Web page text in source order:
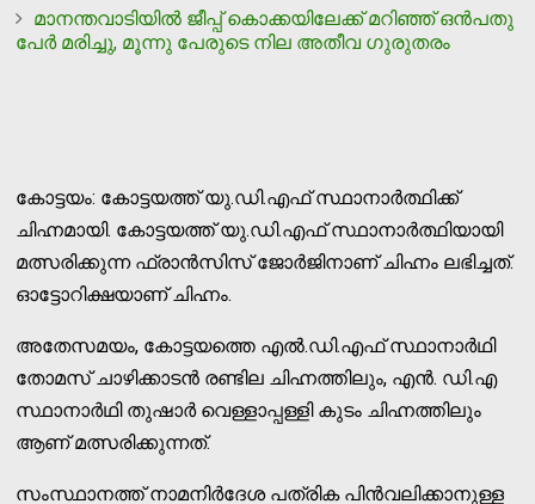
മാനന്തവാടിയില്‍ ജീപ്പ് കൊക്കയിലേക്ക് മറിഞ്ഞ് ഒന്‍പതു
പേര്‍ മരിച്ചു, മൂന്നു പേരുടെ നില അതീവ ഗുരുതരം
കോട്ടയം: കോട്ടയത്ത് യു.ഡി.എഫ് സ്ഥാനാര്‍ത്ഥിക്ക്
ചിഹ്നമായി. കോട്ടയത്ത് യു.ഡി.എഫ് സ്ഥാനാര്‍ത്ഥിയായി
മത്സരിക്കുന്ന ഫ്രാന്‍സിസ് ജോര്‍ജിനാണ് ചിഹ്നം ലഭിച്ചത്.
ഓട്ടോറിക്ഷയാണ് ചിഹ്നം.
അതേസമയം, കോട്ടയത്തെ എല്‍.ഡി.എഫ് സ്ഥാനാര്‍ഥി
തോമസ് ചാഴിക്കാടന്‍ രണ്ടില ചിഹ്നത്തിലും, എന്‍. ഡി.എ
സ്ഥാനാര്‍ഥി തുഷാര്‍ വെള്ളാപ്പള്ളി കുടം ചിഹ്നത്തിലും
ആണ് മത്സരിക്കുന്നത്.
സംസ്ഥാനത്ത് നാമനിര്‍ദേശ പത്രിക പിന്‍വലിക്കാനുള്ള